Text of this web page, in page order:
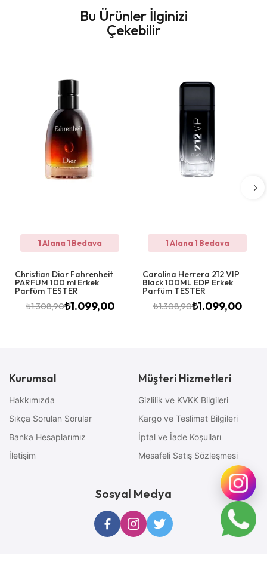
Bu Ürünler İlginizi
Çekebilir
1 Alana 1 Bedava
Christian Dior Fahrenheit
PARFUM 100 ml Erkek
Parfüm TESTER
₺1.308,90₺1.099,00
1 Alana 1 Bedava
Carolina Herrera 212 VIP
Black 100ML EDP Erkek
Parfüm TESTER
₺1.308,90₺1.099,00
Kurumsal
Hakkımızda
Sıkça Sorulan Sorular
Banka Hesaplarımız
İletişim
Müşteri Hizmetleri
Gizlilik ve KVKK Bilgileri
Kargo ve Teslimat Bilgileri
İptal ve İade Koşulları
Mesafeli Satış Sözleşmesi
Sosyal Medya